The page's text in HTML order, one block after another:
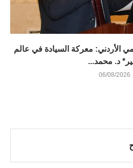
الأردني: معركة السيادة في عالم
د. محمد...
06/08/2026